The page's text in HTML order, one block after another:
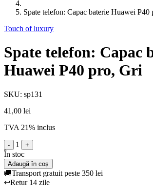
Spate telefon: Capac baterie Huawei P40
Touch of luxury
Spate telefon: Capac
Huawei P40 pro, Gri
SKU: sp131
41,00 lei
TVA 21% inclus
- 1 +
În stoc
Adaugă în coș
🚚Transport gratuit peste 350 lei
↩️Retur 14 zile